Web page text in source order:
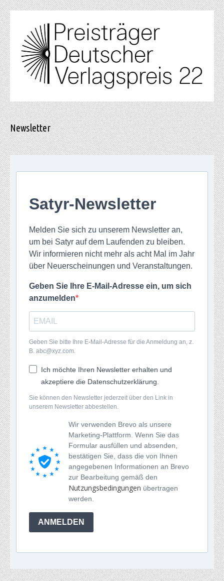
Newsletter
Satyr-Newsletter
Melden Sie sich zu unserem Newsletter an,
um bei Satyr auf dem Laufenden zu bleiben.
Wir informieren nicht mehr als acht Mal im Jahr
über Neuerscheinungen und Veranstaltungen.
Geben Sie Ihre E-Mail-Adresse ein, um sich
anzumelden
Geben Sie bitte Ihre E-Mail-Adresse für die Anmeldung an, z.
B. abc@xyz.com.
Ich möchte Ihren Newsletter erhalten und
akzeptiere die Datenschutzerklärung.
Sie können den Newsletter jederzeit über den Link in
unserem Newsletter abbestellen.
Wir verwenden Brevo als unsere
Marketing-Plattform. Wenn Sie das
Formular ausfüllen und absenden,
bestätigen Sie, dass die von Ihnen
angegebenen Informationen an Brevo
zur Bearbeitung gemäß den
Nutzungsbedingungen übertragen
werden.
ANMELDEN